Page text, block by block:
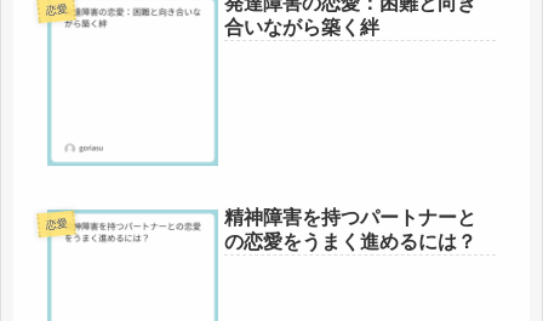
恋愛
合いながら築く絆
恋愛
精神障害を持つパートナーと
の恋愛をうまく進めるには？